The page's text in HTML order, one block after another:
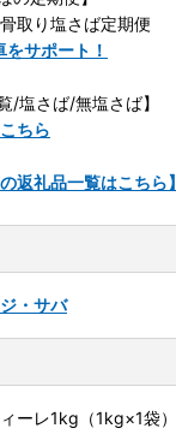
取り塩さば定期便
サポート！
/塩さば/無塩さば】
ちら
返礼品一覧はこちら】
・サバ
ーレ1kg（1kg×1袋）